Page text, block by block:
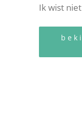
Ik wist